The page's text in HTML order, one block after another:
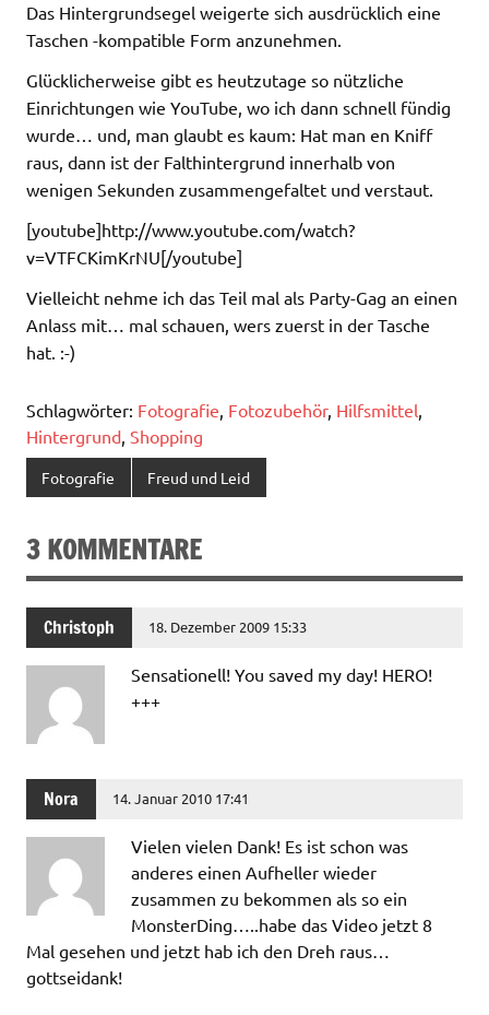
Das Hintergrundsegel weigerte sich ausdrücklich eine
Taschen -kompatible Form anzunehmen.
Glücklicherweise gibt es heutzutage so nützliche
Einrichtungen wie YouTube, wo ich dann schnell fündig
wurde… und, man glaubt es kaum: Hat man en Kniff
raus, dann ist der Falthintergrund innerhalb von
wenigen Sekunden zusammengefaltet und verstaut.
[youtube]http://www.youtube.com/watch?
v=VTFCKimKrNU[/youtube]
Vielleicht nehme ich das Teil mal als Party-Gag an einen
Anlass mit… mal schauen, wers zuerst in der Tasche
hat. :-)
Schlagwörter: Fotografie, Fotozubehör, Hilfsmittel,
Hintergrund, Shopping
Fotografie Freud und Leid
3 KOMMENTARE
Christoph 18. Dezember 2009 15:33
Sensationell! You saved my day! HERO!
+++
Nora 14. Januar 2010 17:41
Vielen vielen Dank! Es ist schon was
anderes einen Aufheller wieder
zusammen zu bekommen als so ein
MonsterDing…..habe das Video jetzt 8
Mal gesehen und jetzt hab ich den Dreh raus…
gottseidank!